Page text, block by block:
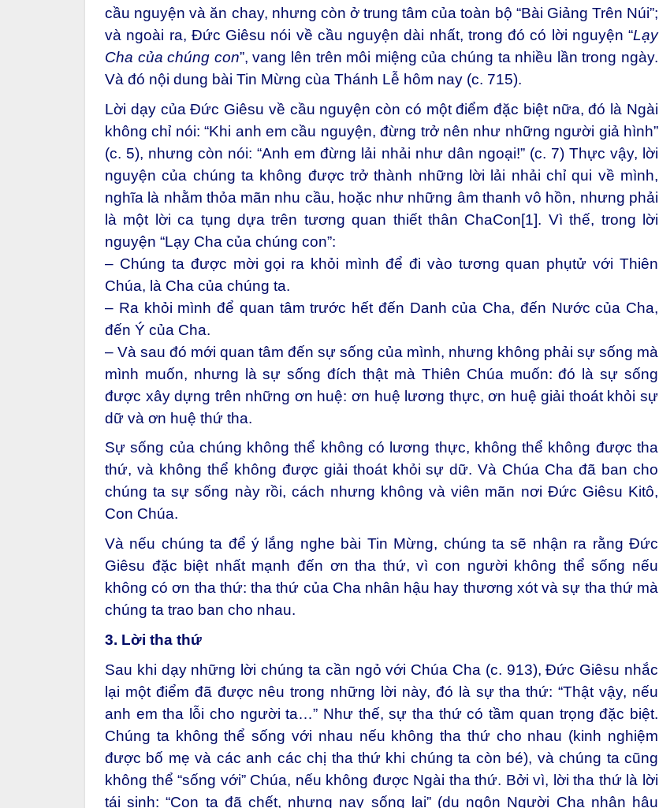
cầu nguyện và ăn chay, nhưng còn ở trung tâm của toàn bộ “Bài Giảng Trên Núi”;
và ngoài ra, Đức Giêsu nói về cầu nguyện dài nhất, trong đó có lời nguyện “Lạy
Cha của chúng con”, vang lên trên môi miệng của chúng ta nhiều lần trong ngày.
Và đó nội dung bài Tin Mừng cùa Thánh Lễ hôm nay (c. 715).
Lời dạy của Đức Giêsu về cầu nguyện còn có một điểm đặc biệt nữa, đó là Ngài
không chỉ nói: “Khi anh em cầu nguyện, đừng trở nên như những người giả hình”
(c. 5), nhưng còn nói: “Anh em đừng lải nhải như dân ngoại!” (c. 7) Thực vậy, lời
nguyện của chúng ta không được trở thành những lời lải nhải chỉ qui về mình,
nghĩa là nhằm thỏa mãn nhu cầu, hoặc như những âm thanh vô hồn, nhưng phải
là một lời ca tụng dựa trên tương quan thiết thân ChaCon[1]. Vì thế, trong lời
nguyện “Lạy Cha của chúng con”:
– Chúng ta được mời gọi ra khỏi mình để đi vào tương quan phụtử với Thiên
Chúa, là Cha của chúng ta.
– Ra khỏi mình để quan tâm trước hết đến Danh của Cha, đến Nước của Cha,
đến Ý của Cha.
– Và sau đó mới quan tâm đến sự sống của mình, nhưng không phải sự sống mà
mình muốn, nhưng là sự sống đích thật mà Thiên Chúa muốn: đó là sự sống
được xây dựng trên những ơn huệ: ơn huệ lương thực, ơn huệ giải thoát khỏi sự
dữ và ơn huệ thứ tha.
Sự sống của chúng không thể không có lương thực, không thể không được tha
thứ, và không thể không được giải thoát khỏi sự dữ. Và Chúa Cha đã ban cho
chúng ta sự sống này rồi, cách nhưng không và viên mãn nơi Đức Giêsu Kitô,
Con Chúa.
Và nếu chúng ta để ý lắng nghe bài Tin Mừng, chúng ta sẽ nhận ra rằng Đức
Giêsu đặc biệt nhất mạnh đến ơn tha thứ, vì con người không thể sống nếu
không có ơn tha thứ: tha thứ của Cha nhân hậu hay thương xót và sự tha thứ mà
chúng ta trao ban cho nhau.
3. Lời tha thứ
Sau khi dạy những lời chúng ta cần ngỏ với Chúa Cha (c. 913), Đức Giêsu nhắc
lại một điểm đã được nêu trong những lời này, đó là sự tha thứ: “Thật vậy, nếu
anh em tha lỗi cho người ta…” Như thế, sự tha thứ có tầm quan trọng đặc biệt.
Chúng ta không thể sống với nhau nếu không tha thứ cho nhau (kinh nghiệm
được bố mẹ và các anh các chị tha thứ khi chúng ta còn bé), và chúng ta cũng
không thể “sống với” Chúa, nếu không được Ngài tha thứ. Bởi vì, lời tha thứ là lời
tái sinh: “Con ta đã chết, nhưng nay sống lại” (dụ ngôn Người Cha nhân hậu